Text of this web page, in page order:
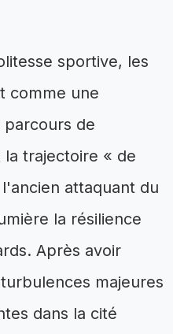
sportive, les
comme une
parcours de
trajectoire « de
attaquant du
la résilience
Après avoir
majeures
dans la cité